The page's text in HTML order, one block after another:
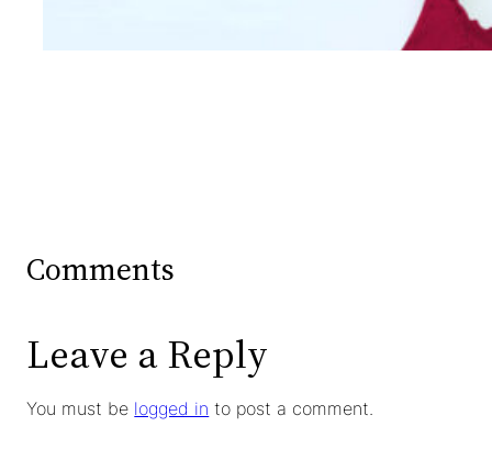
Comments
Leave a Reply
You must be logged in to post a comment.